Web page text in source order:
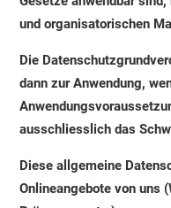
und organisatorischen
Die
dann zur Anwendung,
ausschliesslich das
Diese allgemeine
Onlineangebote von uns